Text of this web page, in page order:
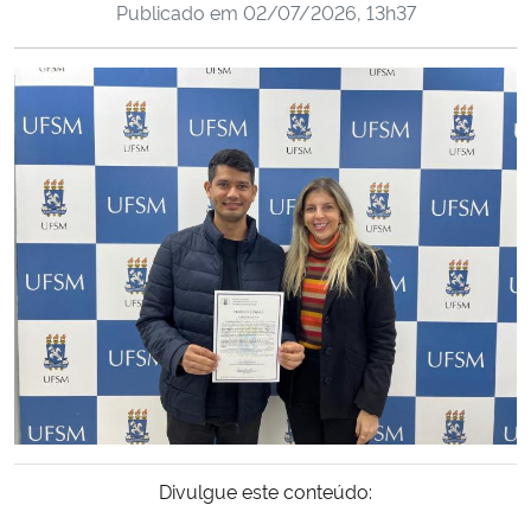
Ministério da Cidadania
Ministério da Saúde
Ministério de Minas e Energia
Ministério da Ciência, Tecnologia, Inovações e Comunicações
Ministério do Meio Ambiente
Ministério do Turismo
Ministério do Desenvolvimento Regional
Controladoria-Geral da União
Publicado em 02/07/2026, 13h37
Divulgue este conteúdo: